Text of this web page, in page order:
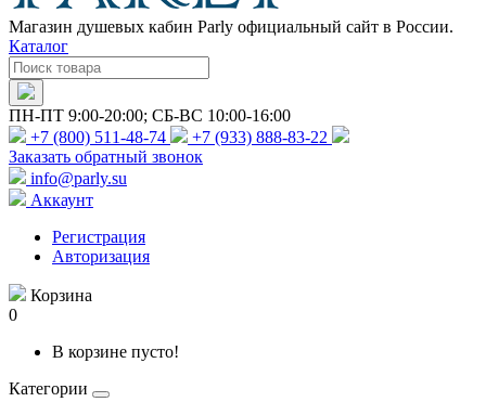
Магазин душевых кабин Parly официальный сайт в России.
Каталог
ПН-ПТ 9:00-20:00; СБ-ВС 10:00-16:00
+7 (800) 511-48-74
+7 (933) 888-83-22
Заказать обратный звонок
info@parly.su
Аккаунт
Регистрация
Авторизация
Корзина
0
В корзине пусто!
Категории